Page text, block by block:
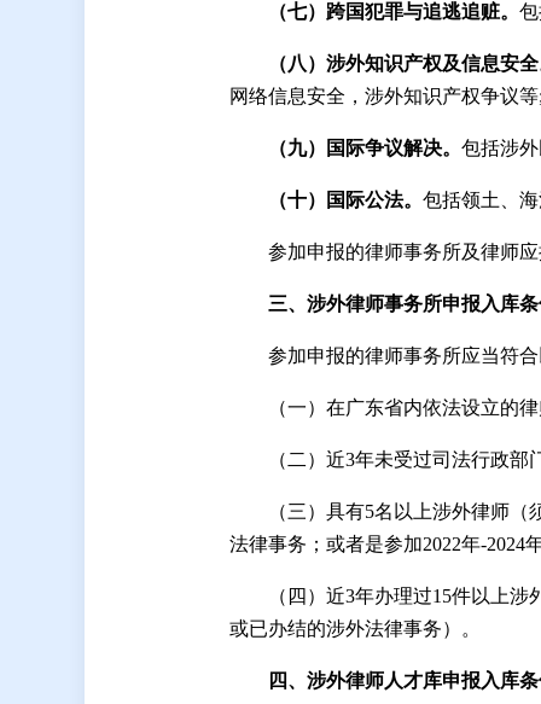
（七） 跨国犯罪与追逃追赃。
（八 ） 涉外知识产权及信息安
网络信息安全，涉外知识产权争议
（九） 国际争议解决。 包括涉
（十）国际公法。 包括领土、
参加申报的律师事务所及律师
三、涉外律师事务所申报入库
参加申报的律师事务所应当符
（一）在广东省内依法设立的
（二）近3年未受过司法行政
（三）具有5名以上涉外律师
法律事务；或者是参加2022年-
（四）近3年办理过15件以上
或已办结的涉外法律事务）。
四、涉外律师人才库申报入库